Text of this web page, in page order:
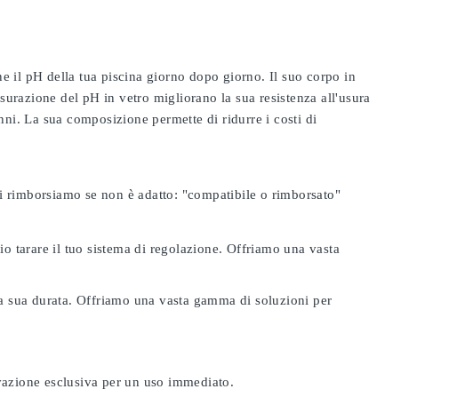
il pH della tua piscina giorno dopo giorno. Il suo corpo in
del pH in vetro migliorano la sua resistenza all'usura
La sua composizione permette di ridurre i costi di
se non è adatto: "compatibile o rimborsato"
tarare il tuo sistema di regolazione. Offriamo una vasta
durata. Offriamo una vasta gamma di soluzioni per
esclusiva per un uso immediato.